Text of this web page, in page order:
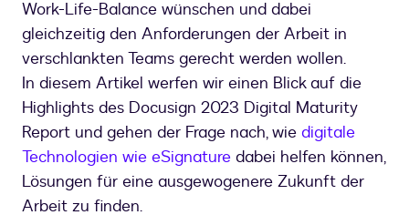
Work-Life-Balance wünschen und dabei
gleichzeitig den Anforderungen der Arbeit in
verschlankten Teams gerecht werden wollen.
In diesem Artikel werfen wir einen Blick auf die
Highlights des Docusign 2023 Digital Maturity
Report und gehen der Frage nach, wie digitale
Technologien wie eSignature dabei helfen können,
Lösungen für eine ausgewogenere Zukunft der
Arbeit zu finden.